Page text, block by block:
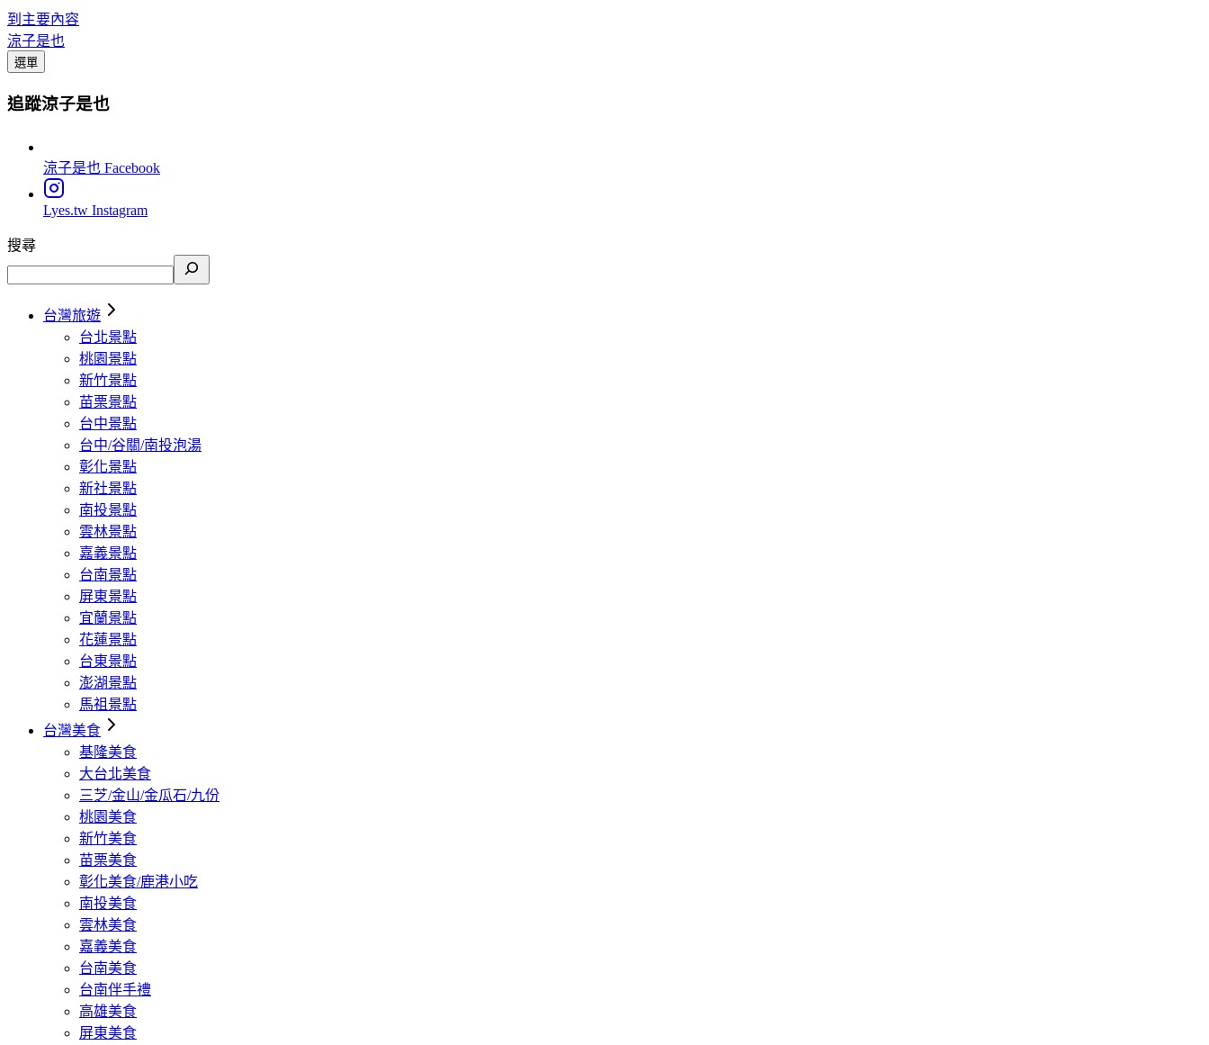
到主要內容
涼子是也
選單
追蹤涼子是也
涼子是也 Facebook
Lyes.tw Instagram
搜尋
台灣旅遊
台北景點
桃園景點
新竹景點
苗栗景點
台中景點
台中/谷關/南投泡湯
彰化景點
新社景點
南投景點
雲林景點
嘉義景點
台南景點
屏東景點
宜蘭景點
花蓮景點
台東景點
澎湖景點
馬祖景點
台灣美食
基隆美食
大台北美食
三芝/金山/金瓜石/九份
桃園美食
新竹美食
苗栗美食
彰化美食/鹿港小吃
南投美食
雲林美食
嘉義美食
台南美食
台南伴手禮
高雄美食
屏東美食